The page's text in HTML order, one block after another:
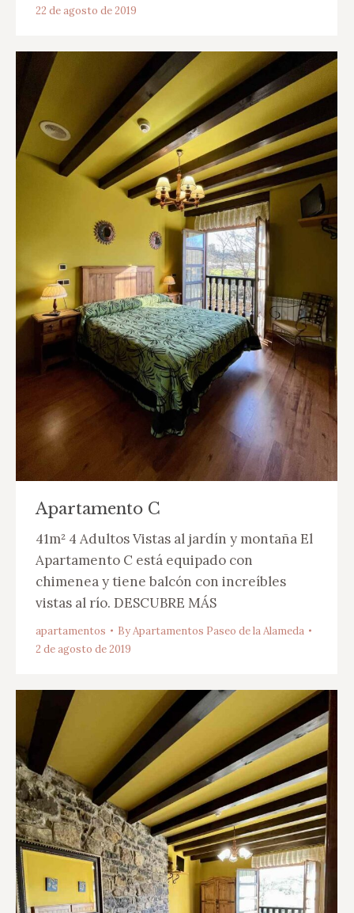
22 de agosto de 2019
Apartamento C
41m² 4 Adultos Vistas al jardín y montaña El
Apartamento C está equipado con
chimenea y tiene balcón con increíbles
vistas al río. DESCUBRE MÁS
apartamentos ByApartamentos Paseo de la Alameda
2 de agosto de 2019